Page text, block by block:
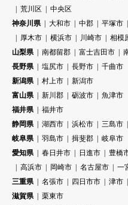
荒川区
中央区
神奈川県
大和市 中郡 平塚市
厚木市
横浜市 川崎市 相模
山梨県
南都留郡 富士吉田市
長野県
塩尻市 長野市
千曲市
新潟県
村上市
新潟市
富山県
新川郡 砺波市
魚津市
福井県
福井市
静岡県
湖西市 浜松市 三島市
岐阜県
羽島市 揖斐郡
岐阜市
愛知県
春日井市 日進市 豊橋
高浜市
岡崎市 名古屋市
一
三重県
名張市 四日市市 津市
滋賀県
栗東市